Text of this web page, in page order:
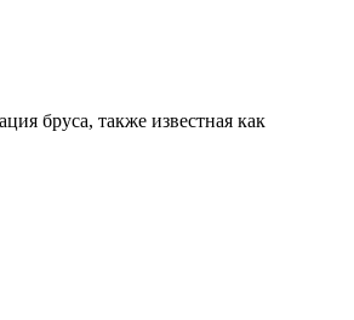
бруса, также известная как